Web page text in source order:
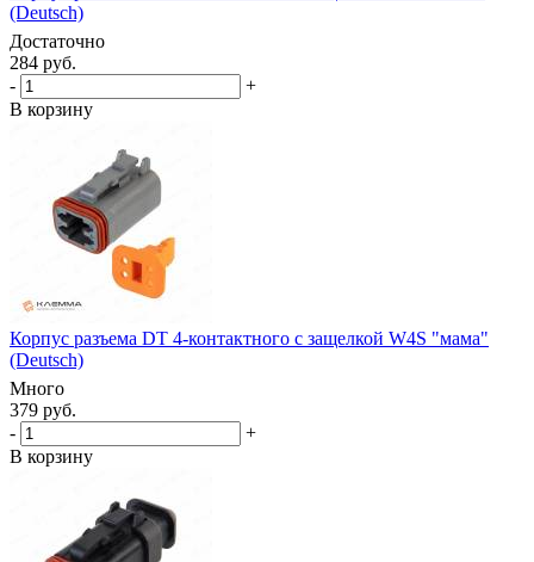
(Deutsch)
Достаточно
284 руб.
-
+
В корзину
Корпус разъема DT 4-контактного с защелкой W4S "мама"
(Deutsch)
Много
379 руб.
-
+
В корзину